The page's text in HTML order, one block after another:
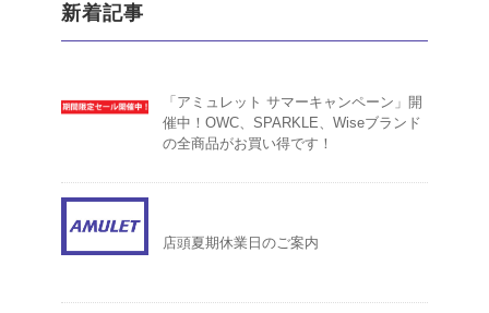
新着記事
「アミュレット サマーキャンペーン」開
催中！OWC、SPARKLE、Wiseブランド
の全商品がお買い得です！
店頭夏期休業日のご案内